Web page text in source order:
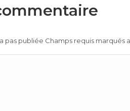
pas publiée Champs requis marqués